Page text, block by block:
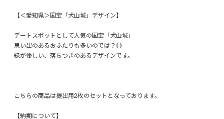
【＜愛知県＞国宝「犬山城」デザイン】
デートスポットとして人気の国宝「犬山城」
思い出のあるおふたりも多いのでは？◎
緑が優しい、落ちつきのあるデザインです。
こちらの商品は提出用2枚のセットとなっております。
【納期について】